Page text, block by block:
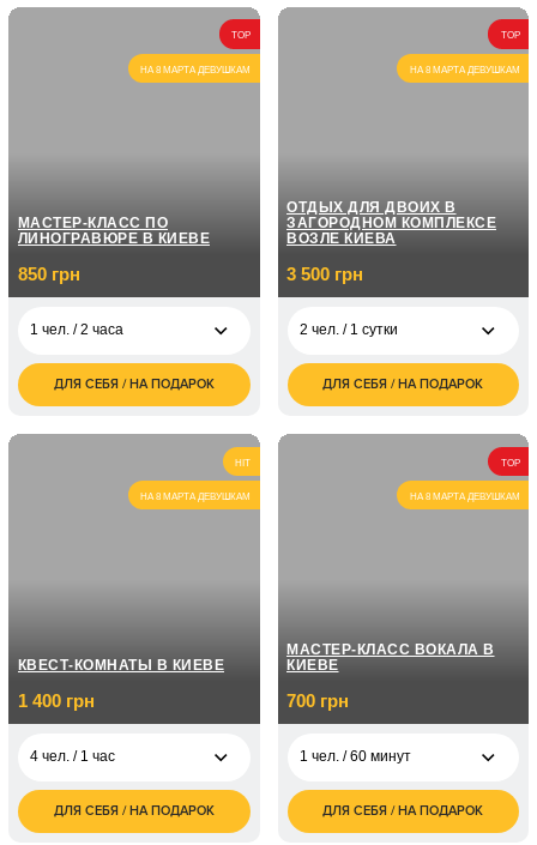
TOP
НА 8 МАРТА ДЕВУШКАМ
МАСТЕР-КЛАСС ПО
ЛИНОГРАВЮРЕ В КИЕВЕ
850 грн
1 чел. / 2 часа
грн
грн
ДЛЯ СЕБЯ / НА ПОДАРОК
TOP
НА 8 МАРТА ДЕВУШКАМ
ОТДЫХ ДЛЯ ДВОИХ В
ЗАГОРОДНОМ КОМПЛЕКСЕ
ВОЗЛЕ КИЕВА
3 500 грн
2 чел. / 1 сутки
3 500
грн
грн
ДЛЯ СЕБЯ / НА ПОДАРОК
HIT
НА 8 МАРТА ДЕВУШКАМ
КВЕСТ-КОМНАТЫ В КИЕВЕ
1 400 грн
4 чел. / 1 час
1 400
грн
ДЛЯ СЕБЯ / НА ПОДАРОК
TOP
НА 8 МАРТА ДЕВУШКАМ
МАСТЕР-КЛАСС ВОКАЛА В
КИЕВЕ
700 грн
1 чел. / 60 минут
грн
ДЛЯ СЕБЯ / НА ПОДАРОК